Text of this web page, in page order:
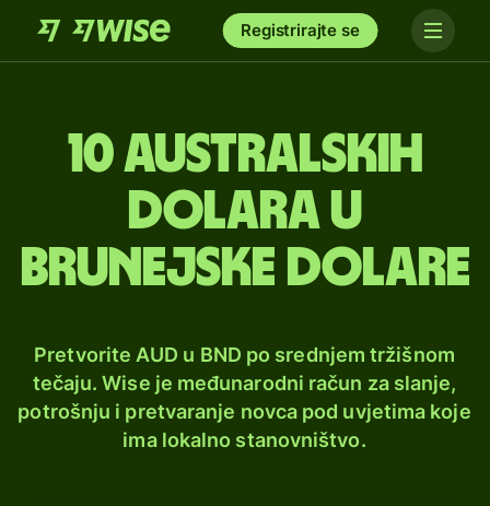
Registrirajte se
10 australskih
dolara u
Brunejske dolare
Pretvorite AUD u BND po srednjem tržišnom
tečaju. Wise je međunarodni račun za slanje,
potrošnju i pretvaranje novca pod uvjetima koje
ima lokalno stanovništvo.